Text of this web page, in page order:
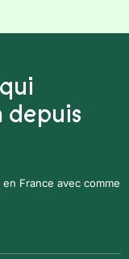
France avec comme